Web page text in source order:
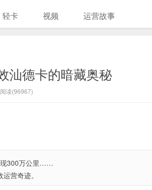
轻卡 视频 运营故事
汕德卡的暗藏奥秘
阅读(96967)
现300万公里……
营奇迹。